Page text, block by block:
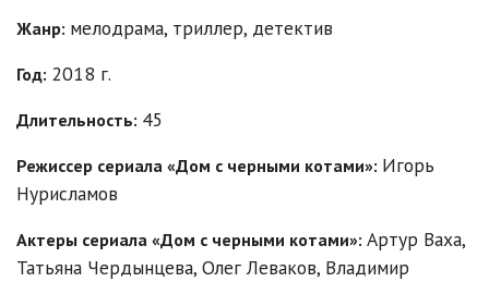
Жанр: мелодрама, триллер, детектив
Год: 2018 г.
Длительность: 45
Режиссер сериала «Дом с черными котами»: Игорь
Нурисламов
Актеры сериала «Дом с черными котами»: Артур Ваха,
Татьяна Чердынцева, Олег Леваков, Владимир